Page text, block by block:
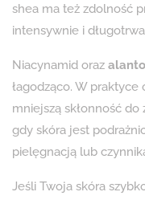
shea ma też zdolność
intensywnie i
Niacynamid oraz
łagodząco. W
mniejszą skłonność
gdy skóra jest
pielęgnacją lub
Jeśli Twoja skóra